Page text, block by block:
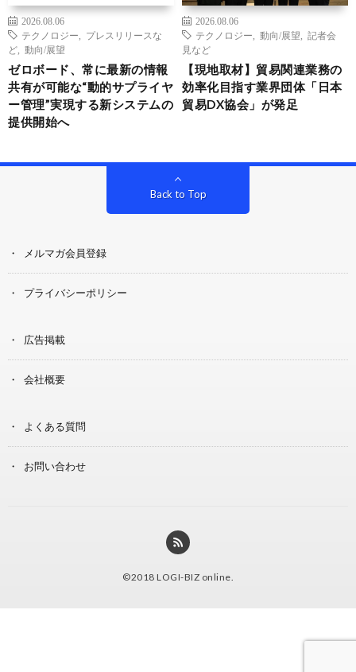
2026.08.06
テクノロジー
プレスリリースな
ど
動向/展望
ゼロボード、常に最新の情報
共有が可能な“動的サプライヤ
ー管理”実現する新システムの
提供開始へ
2026.08.06
テクノロジー
動向/展望
記者会
見など
【現地取材】貿易関連業務の
効率化目指す業界団体「日本
貿易DX協会」が発足
Back to Top
メルマガ会員登録
プライバシーポリシー
広告掲載
会社概要
よくある質問
お問い合わせ
©2018 LOGI-BIZ online.